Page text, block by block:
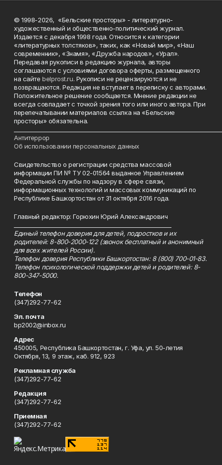
© 1998-2026, «Бельские просторы» - литературно-
художественный и общественно-политический журнал.
Издается с декабря 1998 года. Относится к категории
«литературных толстяков», таких, как «Новый мир», «Наш
современник», «Знамя», «Дружба народов», «Урал».
Передавая рукописи в редакцию журнала, авторы
соглашаются с условиями договора оферты, размещенного
на сайтеbelprost.ru. Рукописи не рецензируются и не
возвращаются. Редакция не вступает в переписку с авторами.
Положительное решение сообщается. Мнение редакции не
всегда совпадает с точкой зрения того или иного автора. При
перепечатывании материалов ссылка на «Бельские
просторы» обязательна.
Антитеррор
Об использовании персональных данных
Свидетельство о регистрации средства массовой
информации ПИ № ТУ 02-01564 выданное Управлением
Федеральной службы по надзору в сфере связи,
информационных технологий и массовых коммуникаций по
Республике Башкортостан от 31 октября 2016 года.
Главный редактор: Горюхин Юрий Александрович
Единый телефон доверия для детей, подростков и их
родителей: 8-800-2000-122 (звонок бесплатный и анонимный
для всех жителей России).
Телефон доверия Республики Башкортостан: 8 (800) 700-01-83.
Телефон психологической поддержки детей и родителей: 8-
800-347-5000.
Телефон
(347)292-77-62
Эл. почта
bp2002@inbox.ru
Адрес
450005, Республика Башкортостан, г. Уфа, ул. 50-летия
Октября, 13, 9 этаж, каб. 912, 923
Рекламная служба
(347)292-77-62
Редакция
(347)292-77-62
Приемная
(347)292-77-62